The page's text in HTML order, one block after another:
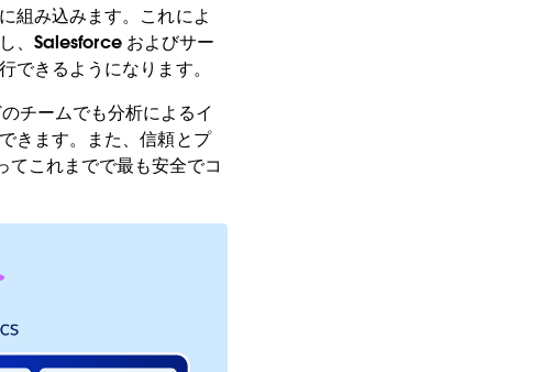
組み込みます。これによ
、Salesforce およびサー
できるようになります。
チームでも分析によるイ
きます。また、信頼とプ
これまでで最も安全でコ